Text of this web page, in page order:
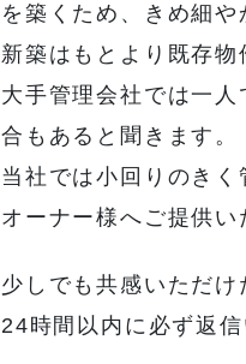
を築くため、きめ細や
新築はもとより既存物
大手管理会社では一
合もあると聞きます。
当社では小回りのき
オーナー様へご提供い
少しでも共感いただけ
24時間以内に必ず返信